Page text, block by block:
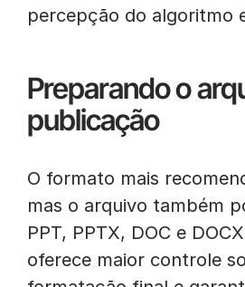
percepção do algoritmo
Preparando o
publicação
O formato mais
mas o arquivo também
PPT, PPTX, DOC e
oferece maior controle